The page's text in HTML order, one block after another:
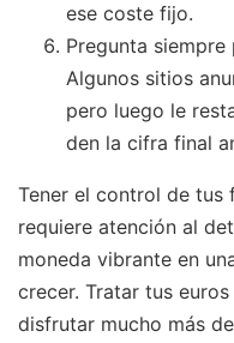
ese coste fijo.
Pregunta
Algunos sitios
pero luego le
den la cifra final
Tener el control de tus
requiere atención al
moneda vibrante en
crecer. Tratar tus
disfrutar mucho más